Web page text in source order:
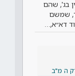
בג', שהם
שמשם
דא״א,…
ה מ"ב